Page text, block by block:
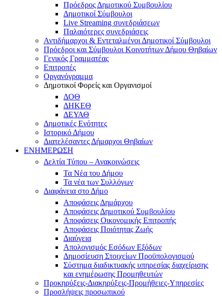
Πρόεδρος Δημοτικού Συμβουλίου
Δημοτικοί Σύμβουλοι
Live Streaming συνεδριάσεων
Παλαιότερες συνεδριάσεις
Αντιδήμαρχοι & Εντεταλμένοι Δημοτικοί Σύμβουλοι
Πρόεδροι και Σύμβουλοι Κοινοτήτων Δήμου Θηβαίων
Γενικός Γραμματέας
Επιτροπές
Οργανόγραμμα
Δημοτικοί Φορείς και Οργανισμοί
ΔΟΘ
ΔΗΚΕΘ
ΔΕΥΑΘ
Δημοτικές Ενότητες
Ιστορικό Δήμου
Διατελέσαντες Δήμαρχοι Θηβαίων
ΕΝΗΜΕΡΩΣΗ
Δελτία Τύπου – Ανακοινώσεις
Τα Νέα του Δήμου
Τα νέα των Συλλόγων
Διαφάνεια στο Δήμο
Αποφάσεις Δημάρχου
Αποφάσεις Δημοτικού Συμβουλίου
Αποφάσεις Οικονομικής Επιτροπής
Αποφάσεις Ποιότητας Ζωής
Διαύγεια
Απολογισμός Εσόδων Εξόδων
Δημοσίευση Στοιχείων Προϋπολογισμού
Σύστημα διαδικτυακής υπηρεσίας διαχείρισης
και ενημέρωσης Προμηθευτών
Προκηρύξεις-Διακηρύξεις-Προμήθειες-Υπηρεσίες
Προσλήψεις προσωπικού